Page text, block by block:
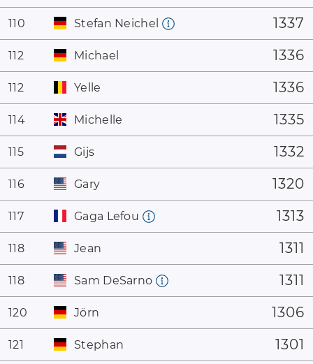
110 Stefan Neichel 1337
112 Michael 1336
112 Yelle 1336
114 Michelle 1335
115 Gijs 1332
116 Gary 1320
117 Gaga Lefou 1313
118 Jean 1311
118 Sam DeSarno 1311
120 Jörn 1306
121 Stephan 1301